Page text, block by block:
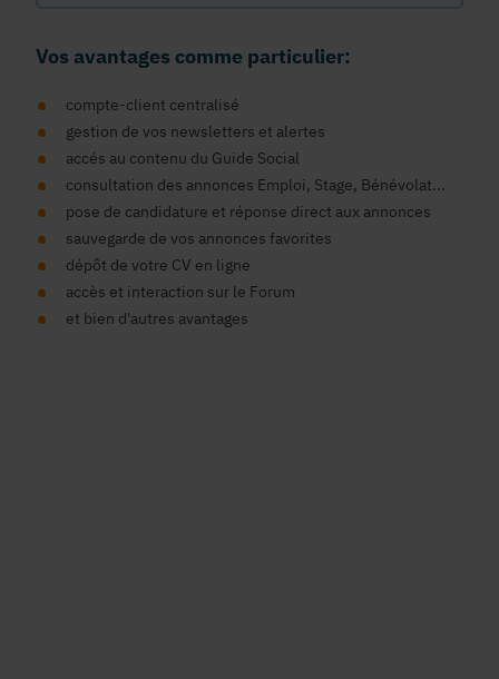
Vos avantages comme particulier:
compte-client centralisé
gestion de vos newsletters et alertes
accés au contenu du Guide Social
consultation des annonces Emploi, Stage, Bénévolat...
pose de candidature et réponse direct aux annonces
sauvegarde de vos annonces favorites
dépôt de votre CV en ligne
accès et interaction sur le Forum
et bien d'autres avantages